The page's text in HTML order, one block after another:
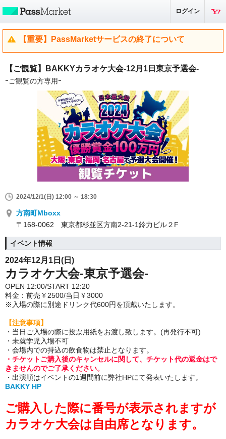
ログイン
【重要】PassMarketサービスの終了について
【ご観覧】BAKKYカラオケ大会-12月1日東京予選会-
ｰご観覧の方専用ｰ
2024/12/1(日) 12:00 ～ 18:30
方南町Mboxx
〒168-0062 東京都杉並区方南2-21-1鈴力ビル２F
イベント情報
2024年12月1日(日)
カラオケ大会-東京予選会-
OPEN 12:00/START 12:20
料金：前売￥2500/当日￥3000
※入場の際に別途ドリンク代600円を頂戴いたします。
【注意事項】
・当日ご入場の際に投票用紙をお渡し致します。(再発行不可)
・未就学児入場不可
・会場内での持込の飲食物は禁止となります。
・チケットご購入後のキャンセルに関して、チケット代の返金はで
きませんのでご了承ください。
・出演順はイベントの1週間前に弊社HPにて発表いたします。
BAKKY HP
ご購入した際に番号が表示されますが
カラオケ大会は自由席となります。